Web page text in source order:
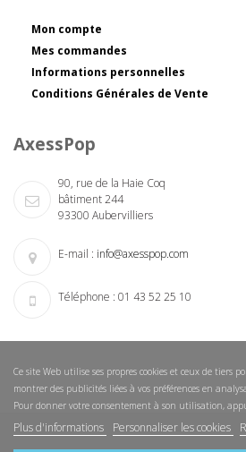
Mon compte
Mes commandes
Informations personnelles
Conditions Générales de Vente
AxessPop
90, rue de la Haie Coq
bâtiment 244
93300 Aubervilliers
E-mail : info@axesspop.com
Téléphone : 01 43 52 25 10
Ce site Web utilise ses propres cookies et ceux de tiers
montrer des publicités liées à vos préférences en
Pour donner votre consentement à son utilisation,
Plus d'informations Personnaliser les cookies